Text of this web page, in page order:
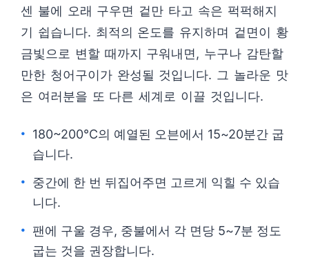
센 불에 오래 구우면 겉만 타고 속은 퍽퍽해지
기 쉽습니다. 최적의 온도를 유지하며 겉면이 황
금빛으로 변할 때까지 구워내면, 누구나 감탄할
만한 청어구이가 완성될 것입니다. 그 놀라운 맛
은 여러분을 또 다른 세계로 이끌 것입니다.
180~200°C의 예열된 오븐에서 15~20분간 굽
습니다.
중간에 한 번 뒤집어주면 고르게 익힐 수 있습
니다.
팬에 구울 경우, 중불에서 각 면당 5~7분 정도
굽는 것을 권장합니다.